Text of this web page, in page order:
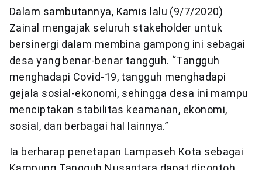
Dalam sambutannya, Kamis lalu (9/7/2020)
Zainal mengajak seluruh stakeholder untuk
bersinergi dalam membina gampong ini sebagai
desa yang benar-benar tangguh. “Tangguh
menghadapi Covid-19, tangguh menghadapi
gejala sosial-ekonomi, sehingga desa ini mampu
menciptakan stabilitas keamanan, ekonomi,
sosial, dan berbagai hal lainnya.”
Ia berharap penetapan Lampaseh Kota sebagai